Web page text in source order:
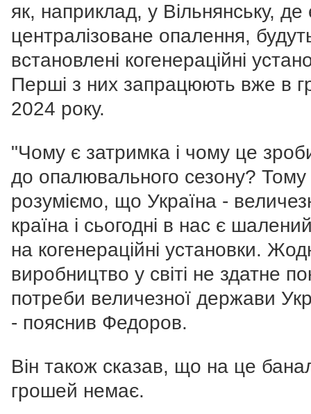
як, наприклад, у Вільнянську, де
централізоване опалення,
встановлені когенераційні
Перші з них запрацюють вже в
2024 року.
"Чому є затримка і чому це
до опалювального сезону?
розуміємо, що Україна -
країна і сьогодні в нас є
на когенераційні установки.
виробництво у світі не здатне
потреби величезної держави
- пояснив Федоров.
Він також сказав, що на це
грошей немає.